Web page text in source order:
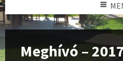
Meghívó –